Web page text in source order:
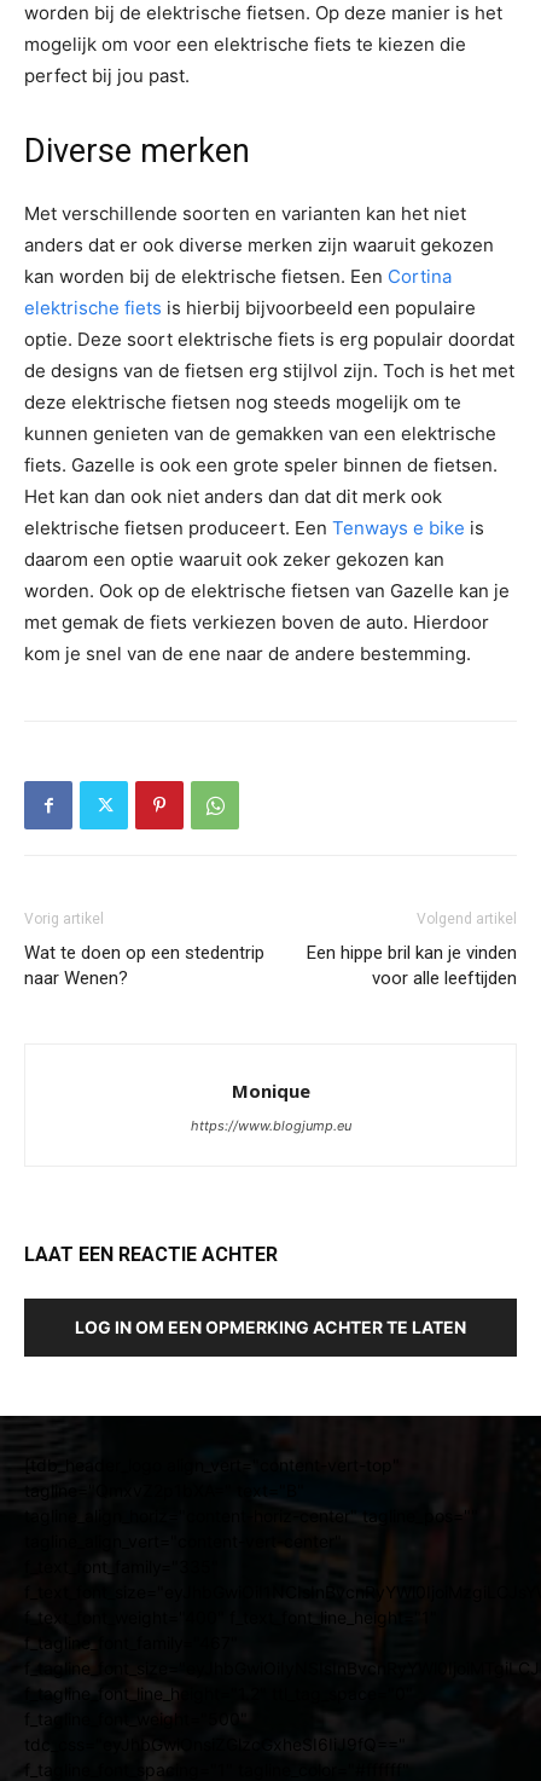
worden bij de elektrische fietsen. Op deze manier is het
mogelijk om voor een elektrische fiets te kiezen die
perfect bij jou past.
Diverse merken
Met verschillende soorten en varianten kan het niet
anders dat er ook diverse merken zijn waaruit gekozen
kan worden bij de elektrische fietsen. Een Cortina
elektrische fiets is hierbij bijvoorbeeld een populaire
optie. Deze soort elektrische fiets is erg populair doordat
de designs van de fietsen erg stijlvol zijn. Toch is het met
deze elektrische fietsen nog steeds mogelijk om te
kunnen genieten van de gemakken van een elektrische
fiets. Gazelle is ook een grote speler binnen de fietsen.
Het kan dan ook niet anders dan dat dit merk ook
elektrische fietsen produceert. Een Tenways e bike is
daarom een optie waaruit ook zeker gekozen kan
worden. Ook op de elektrische fietsen van Gazelle kan je
met gemak de fiets verkiezen boven de auto. Hierdoor
kom je snel van de ene naar de andere bestemming.
Vorig artikel
Wat te doen op een stedentrip
naar Wenen?
Volgend artikel
Een hippe bril kan je vinden
voor alle leeftijden
Monique
https://www.blogjump.eu
LAAT EEN REACTIE ACHTER
LOG IN OM EEN OPMERKING ACHTER TE LATEN
[tdb_header_logo align_vert="content-vert-top"
tagline_align_horiz="content-horiz-center" tagline_pos=""
f_text_font_weight="400" f_text_font_line_height="1"
f_tagline_font_line_height="1.2" ttl_tag_space="0"
f_tagline_font_weight="500"
tdc_css="eyJhbGwiOnsiZGlzcGxheSI6IiJ9fQ=="
f_tagline_font_spacing="1" tagline_color="#ffffff"